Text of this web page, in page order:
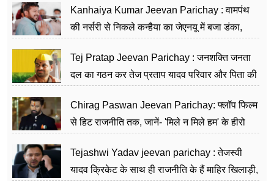
Kanhaiya Kumar Jeevan Parichay : वामपंथ
की नर्सरी से निकले कन्हैया का जेएनयू में बजा डंका,
Tej Pratap Jeevan Parichay : जनशक्ति जनता
दल का गठन कर तेज प्रताप यादव परिवार और पिता की
Chirag Paswan Jeevan Parichay: फ्लॉप फिल्म
से हिट राजनीति तक, जानें- 'मिले न मिले हम' के हीरो
Tejashwi Yadav jeevan parichay : तेजस्वी
यादव क्रिकेट के साथ ही राजनीति के हैं माहिर खिलाड़ी,